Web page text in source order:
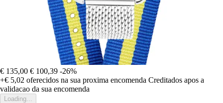
€ 135,00 € 100,39 -26%
+€ 5,02 oferecidos na sua proxima encomenda Creditados apos a
validacao da sua encomenda
Loading...